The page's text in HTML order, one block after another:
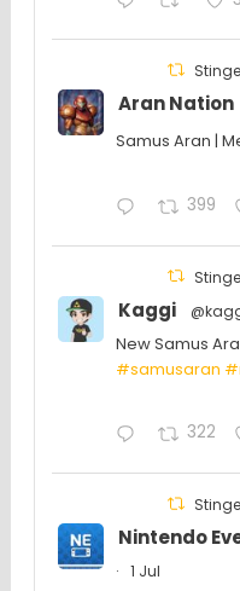
Aran Nation
Samus Aran |
399
Kaggi
New Samus
#samusaran
322
Nintendo
·
1 Jul